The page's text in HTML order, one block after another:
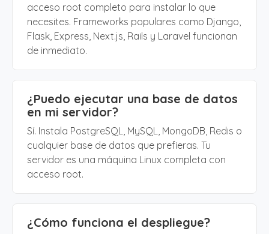
acceso root completo para instalar lo que
necesites. Frameworks populares como Django,
Flask, Express, Next.js, Rails y Laravel funcionan
de inmediato.
¿Puedo ejecutar una base de datos
en mi servidor?
Sí. Instala PostgreSQL, MySQL, MongoDB, Redis o
cualquier base de datos que prefieras. Tu
servidor es una máquina Linux completa con
acceso root.
¿Cómo funciona el despliegue?